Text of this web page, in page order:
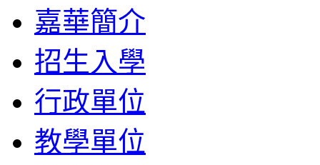
嘉華簡介
招生入學
行政單位
教學單位